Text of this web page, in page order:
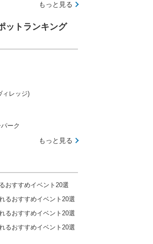
もっと見る
ットランキング
ィレッジ)
ーク
もっと見る
おすすめイベント20選
るおすすめイベント20選
るおすすめイベント20選
るおすすめイベント20選